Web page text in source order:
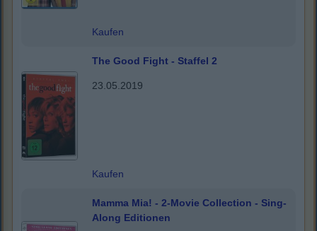
Kaufen
The Good Fight - Staffel 2
23.05.2019
Kaufen
Mamma Mia! - 2-Movie Collection - Sing-
Along Editionen